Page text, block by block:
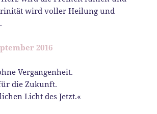
wird voller Heilung und
2016
Vergangenheit.
die Zukunft.
Licht des Jetzt.«